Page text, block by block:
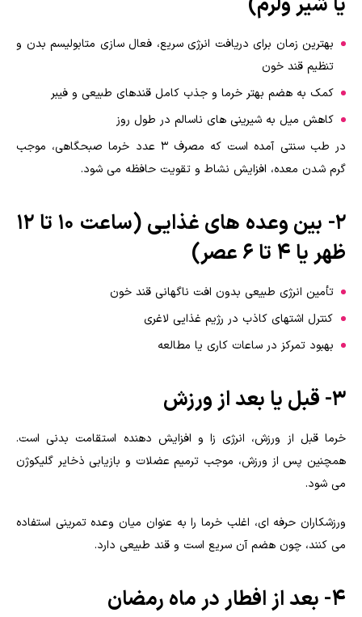
بهترین زمان برای دریافت انرژی سریع، فعال سازی متابولیسم بدن و
تنظیم قند خون
کمک به هضم بهتر خرما و جذب کامل قندهای طبیعی و فیبر
کاهش میل به شیرینی های ناسالم در طول روز
در طب سنتی آمده است که مصرف ۳ عدد خرما صبحگاهی، موجب
گرم شدن معده، افزایش نشاط و تقویت حافظه می شود.
2- بین وعده های غذایی (ساعت ۱۰ تا ۱۲
ظهر یا ۴ تا ۶ عصر)
تأمین انرژی طبیعی بدون افت ناگهانی قند خون
کنترل اشتهای کاذب در رژیم غذایی لاغری
بهبود تمرکز در ساعات کاری یا مطالعه
3- قبل یا بعد از ورزش
خرما قبل از ورزش، انرژی زا و افزایش دهنده استقامت بدنی است.
همچنین پس از ورزش، موجب ترمیم عضلات و بازیابی ذخایر گلیکوژن
می شود.
ورزشکاران حرفه ای، اغلب خرما را به عنوان میان وعده تمرینی استفاده
می کنند، چون هضم آن سریع است و قند طبیعی دارد.
4- بعد از افطار در ماه رمضان